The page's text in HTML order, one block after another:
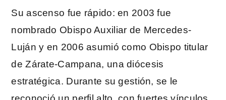
Su ascenso fue rápido: en 2003 fue
nombrado Obispo Auxiliar de Mercedes-
Luján y en 2006 asumió como Obispo titular
de Zárate-Campana, una diócesis
estratégica. Durante su gestión, se le